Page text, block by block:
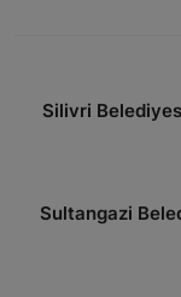
Silivri
Sultangazi